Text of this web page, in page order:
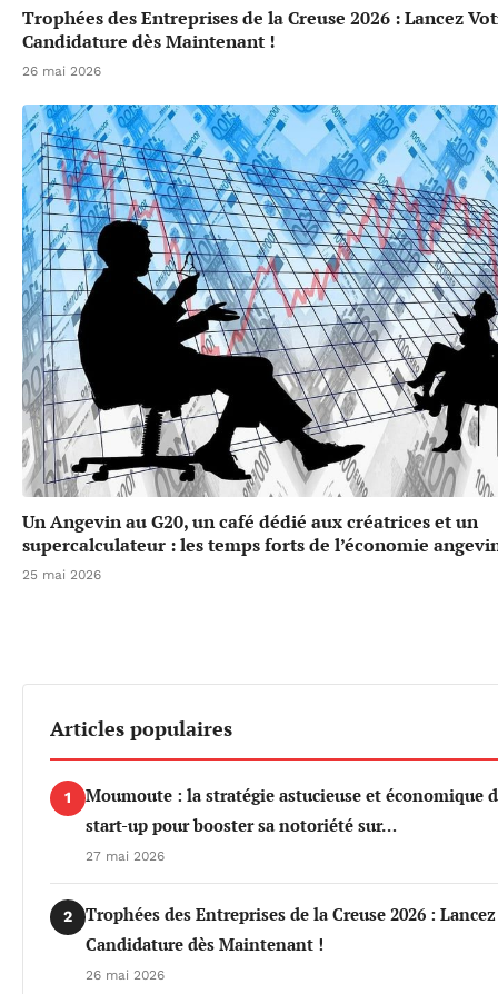
Trophées des Entreprises de la Creuse 2026 : Lancez
Candidature dès Maintenant !
26 mai 2026
Un Angevin au G20, un café dédié aux créatrices et un
supercalculateur : les temps forts de l’économie
25 mai 2026
Articles populaires
1
Moumoute : la stratégie astucieuse et économique
start-up pour booster sa notoriété sur…
27 mai 2026
2
Trophées des Entreprises de la Creuse 2026 :
Candidature dès Maintenant !
26 mai 2026